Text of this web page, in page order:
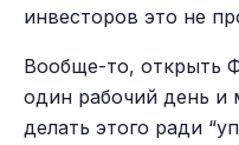
инвесторов это не
Вообще-то, открыть
один рабочий день
делать этого ради